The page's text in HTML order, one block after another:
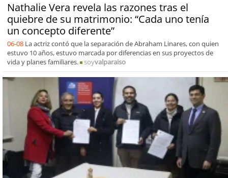
Nathalie Vera revela las razones tras el
quiebre de su matrimonio: “Cada uno tenía
un concepto diferente”
06-08 La actriz contó que la separación de Abraham Linares, con quien
estuvo 10 años, estuvo marcada por diferencias en sus proyectos de
vida y planes familiares.
soyvalparaiso